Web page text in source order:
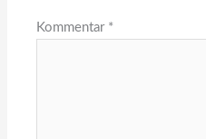
Kommentar *